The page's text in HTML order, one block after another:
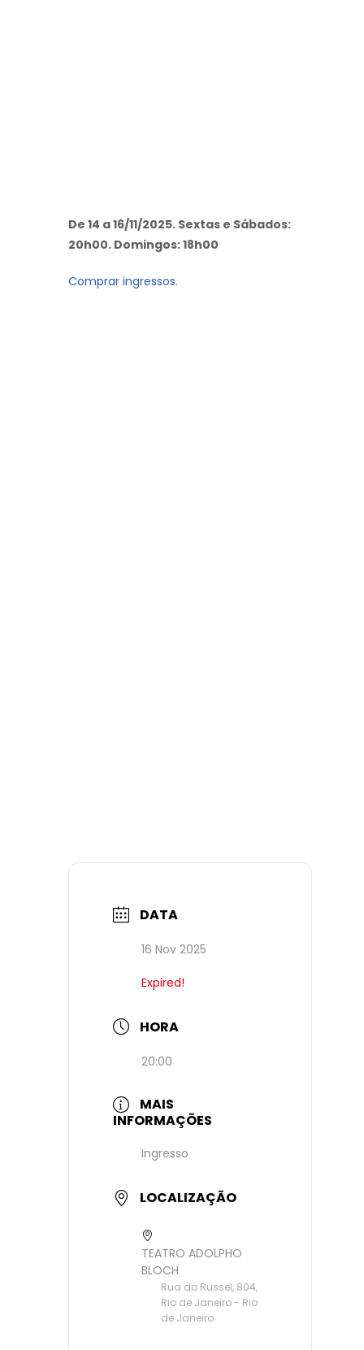
De 14 a 16/11/2025. Sextas e Sábados:
20h00. Domingos: 18h00
Comprar ingressos.
DATA
16 Nov 2025
Expired!
HORA
20:00
MAIS
INFORMAÇÕES
Ingresso
LOCALIZAÇÃO
TEATRO ADOLPHO
BLOCH
Rua do Russel, 804,
Rio de Janeiro - Rio
de Janeiro